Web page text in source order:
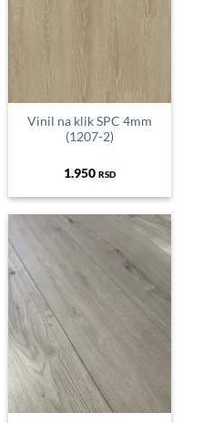
Vinil na klik SPC 4mm
(1207-2)
1.950 RSD